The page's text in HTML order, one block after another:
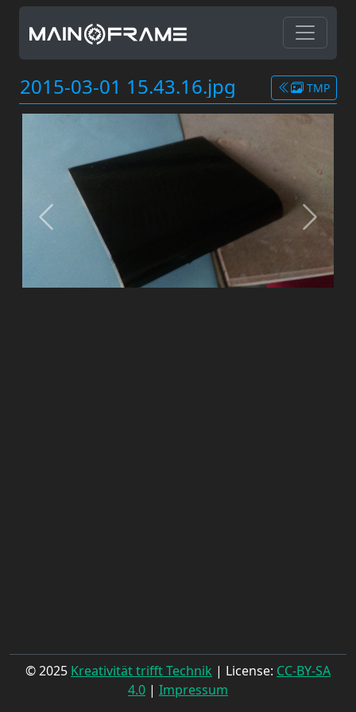
2015-03-01 15.43.16.jpg TMP
© 2025 Kreativität trifft Technik | License: CC-BY-SA
4.0 | Impressum